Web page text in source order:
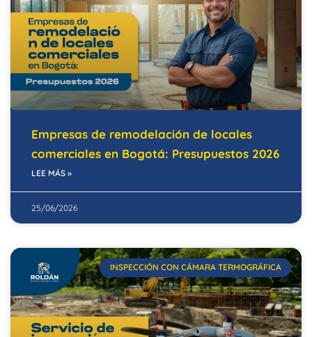
Empresas de remodelación de locales
comerciales en Bogotá: Presupuestos 2026
LEE MÁS »
25/06/2026
INSPECCIÓN CON CÁMARA TERMOGRÁFICA